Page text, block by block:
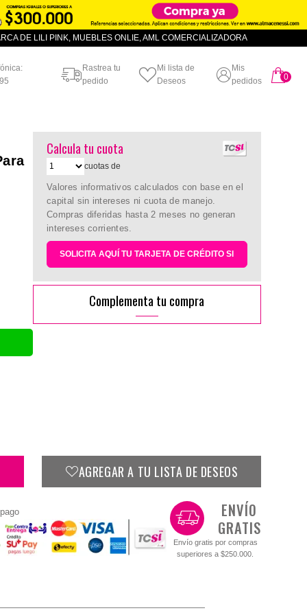
DE LILI PINK, MUEBLES ONLIE, AML COMERCIALIZADORA
Rastrea tu
pedido
Mi lista de
Deseos
Mis
pedidos
0
Calcula tu cuota
cuotas de
Valores informativos calculados con base en el
capital sin intereses ni cuota de manejo.
Compras diferidas hasta 2 meses no generan
intereses corrientes.
SOLICITA AQUÍ TU TARJETA DE CRÉDITO SI
Complementa tu compra
AGREGAR A TU LISTA DE DESEOS
ENVÍO
GRATIS
Envío gratis por compras
superiores a $250.000.